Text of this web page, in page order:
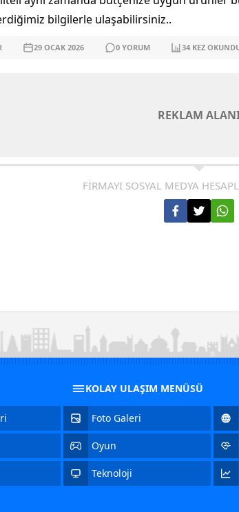
bilgilerle ulaşabilirsiniz..
29 OCAK 2026 0 YORUM 34 KEZ
REKLAM
FİRMAYI SOSYAL MEDYA
KOLAY ULAŞIM MENÜSÜ
Foto Galeri
Oyun
Teknoloji